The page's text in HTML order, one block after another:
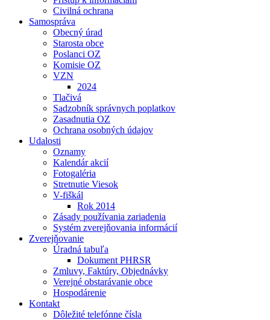
Civilná ochrana
Samospráva
Obecný úrad
Starosta obce
Poslanci OZ
Komisie OZ
VZN
2024
Tlačivá
Sadzobník správnych poplatkov
Zasadnutia OZ
Ochrana osobných údajov
Udalosti
Oznamy
Kalendár akcií
Fotogaléria
Stretnutie Viesok
V-fiškál
Rok 2014
Zásady používania zariadenia
Systém zverejňovania informácií
Zverejňovanie
Úradná tabuľa
Dokument PHRSR
Zmluvy, Faktúry, Objednávky
Verejné obstarávanie obce
Hospodárenie
Kontakt
Dôležité telefónne čísla